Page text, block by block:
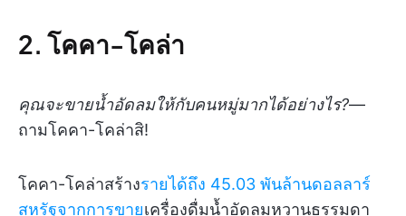
2. โคคา-โคล่า
คุณจะขายน้ำอัดลมให้กับคนหมู่มากได้อย่างไร?—
ถามโคคา-โคล่าสิ!
โคคา-โคล่าสร้างรายได้ถึง 45.03 พันล้านดอลลาร์
สหรัฐจากการขายเครื่องดื่มน้ำอัดลมหวานธรรมดา